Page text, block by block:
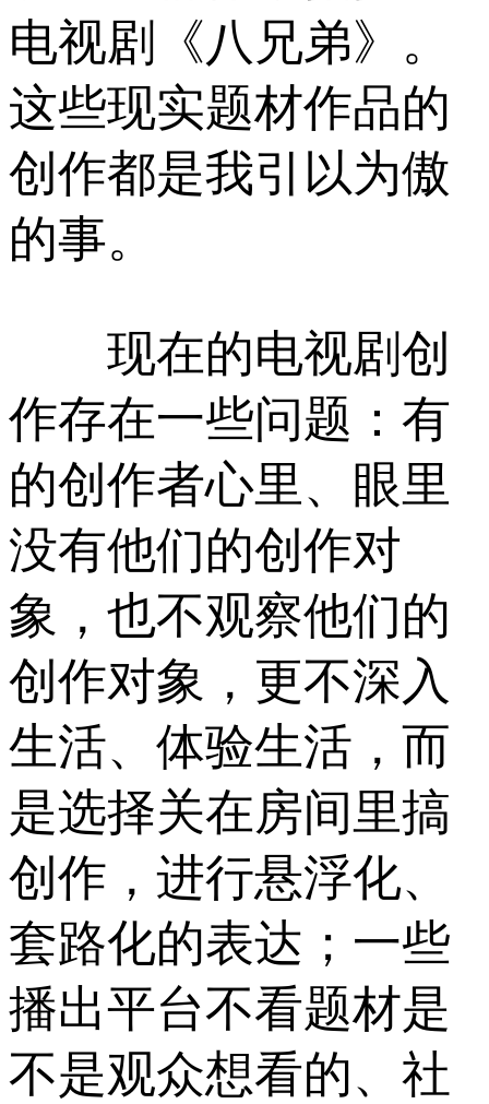
电视剧《八兄弟》。
这些现实题材作品的
创作都是我引以为傲
的事。
现在的电视剧创
作存在一些问题：有
的创作者心里、眼里
没有他们的创作对
象，也不观察他们的
创作对象，更不深入
生活、体验生活，而
是选择关在房间里搞
创作，进行悬浮化、
套路化的表达；一些
播出平台不看题材是
不是观众想看的、社